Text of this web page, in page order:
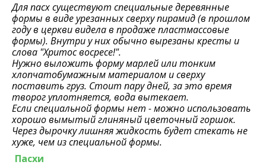
Для пасх существуют специальные деревянные
формы в виде урезанных сверху пирамид (в прошлом
году в церкви видела в продаже пластмассовые
формы). Внутри у них обычно вырезаны кресты и
слова "Хритос восресе!".
Нужно выложить форму марлей или тонким
хлопчатобумажным материалом и сверху
поставить груз. Стоит пару дней, за это время
творог уплотняется, вода вытекает.
Если специальной формы нет - можно использовать
хорошо вымытый глиняный цветочный горшок.
Через дырочку лишняя жидкость будет стекать не
хуже, чем из специальной формы.
Пасхи